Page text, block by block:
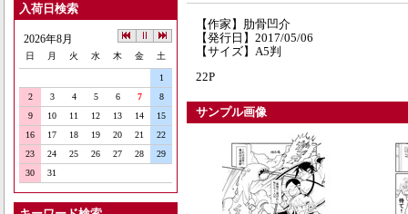
入荷日検索
2026年8月
日 月 火 水 木 金 土
1
2
3 4 5 6 7
8
9
10 11 12 13 14
15
16
17 18 19 20 21
22
23
24 25 26 27 28
29
30
31
【作家】肋骨凹介
【発行日】2017/05/06
【サイズ】A5判
22P
サンプル画像